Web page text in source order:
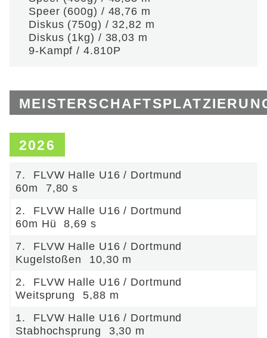
Speer (600g) / 48,76 m
Diskus (750g) / 32,82 m
Diskus (1kg) / 38,03 m
9-Kampf / 4.810P
2026
7.
FLVW Halle U16 / Dortmund
60m
7,80 s
2.
FLVW Halle U16 / Dortmund
60m Hü
8,69 s
7.
FLVW Halle U16 / Dortmund
Kugelstoßen
10,30 m
2.
FLVW Halle U16 / Dortmund
Weitsprung
5,88 m
1.
FLVW Halle U16 / Dortmund
Stabhochsprung
3,30 m